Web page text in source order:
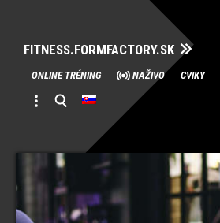
FITNESS.FORMFACTORY.SK
Skip
to
content
ONLINE TRÉNING NAŽIVO CVIKY